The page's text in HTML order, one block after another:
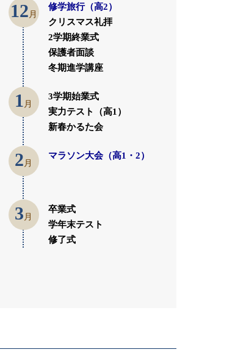
12月
修学旅行（高2）
クリスマス礼拝
2学期終業式
保護者面談
冬期進学講座
1月
3学期始業式
実力テスト（高1）
新春かるた会
2月
マラソン大会（高1・2）
3月
卒業式
学年末テスト
修了式